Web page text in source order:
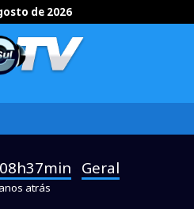
de 2026
Geral
atrás